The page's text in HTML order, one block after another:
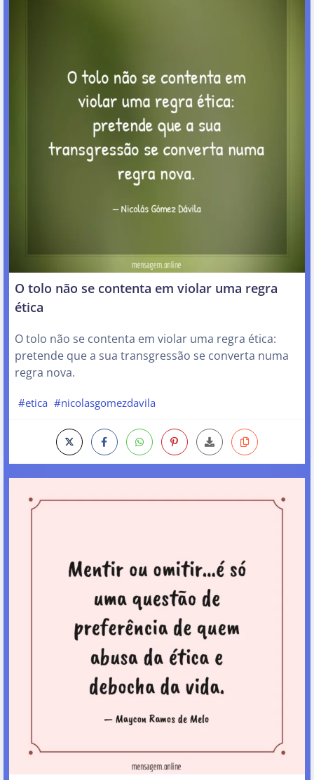
O tolo não se contenta em violar uma regra
ética
O tolo não se contenta em violar uma regra ética:
pretende que a sua transgressão se converta numa
regra nova.
#etica #nicolasgomezdavila